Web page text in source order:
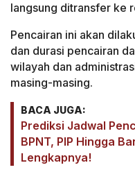
langsung ditransfer ke
Pencairan ini akan
dan durasi pencairan
wilayah dan
masing-masing.
BACA JUGA:
Prediksi Jadwal
BPNT, PIP Hingga
Lengkapnya!